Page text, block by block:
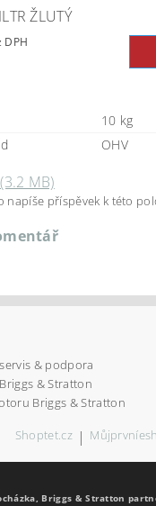
ŽLUTÝ
bez DPH
10 kg
OHV
MB)
napíše příspěvek k této
& podpora
& Stratton
Briggs & Stratton
Shoptet.cz |
Briggs & Stratton